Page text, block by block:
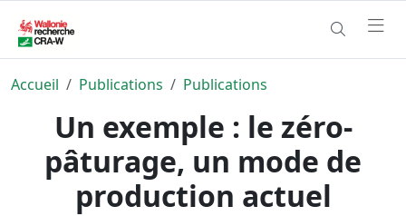
Accueil Publications Publications
Un exemple : le zéro-
pâturage, un mode de
production actuel